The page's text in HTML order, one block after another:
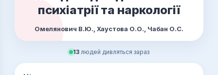
психіатрії та наркології
Омелянович В.Ю., Хаустова О.О., Чабан О.С.
13людей дивляться зараз